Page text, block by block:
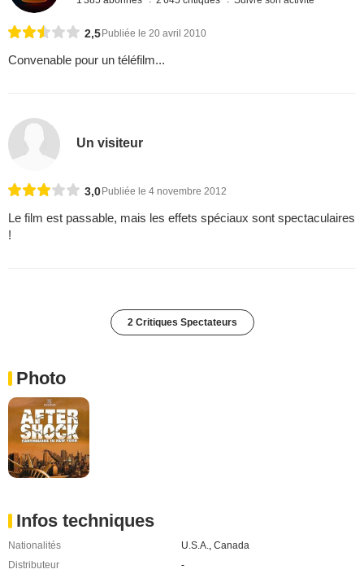
2,5 Publiée le 20 avril 2010
Convenable pour un téléfilm...
Un visiteur
3,0Publiée le 4 novembre 2012
Le film est passable, mais les effets spéciaux sont spectaculaires
!
2 Critiques Spectateurs
Photo
Infos techniques
Nationalités U.S.A., Canada
Distributeur
-